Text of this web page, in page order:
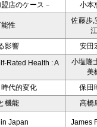
店のケース－ 小本
性
佐藤歩,
江
影響
安田
Rated Health : A
小塩隆
美
代的変化
保田
機能
高橋
Japan James